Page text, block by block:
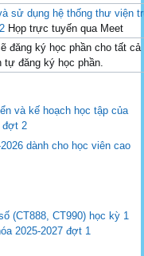
sử dụng hệ thống thư viện
Họp trực tuyến qua Meet
đăng ký học phần cho tất
tự đăng ký học phần.
và kế hoạch học tập của
đợt 2
dành cho học viên cao
(CT888, CT990) học kỳ 1
2025-2027 đợt 1